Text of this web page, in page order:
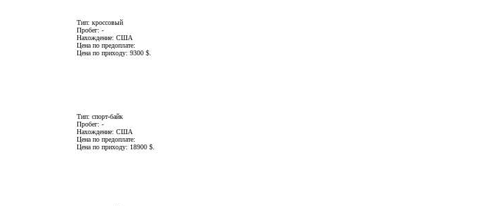
Тип: кроссовый
Пробег: -
Нахождение: США
Цена по предоплате:
Цена по приходу: 9300 $.
Тип: спорт-байк
Пробег: -
Нахождение: США
Цена по предоплате:
Цена по приходу: 18900 $.